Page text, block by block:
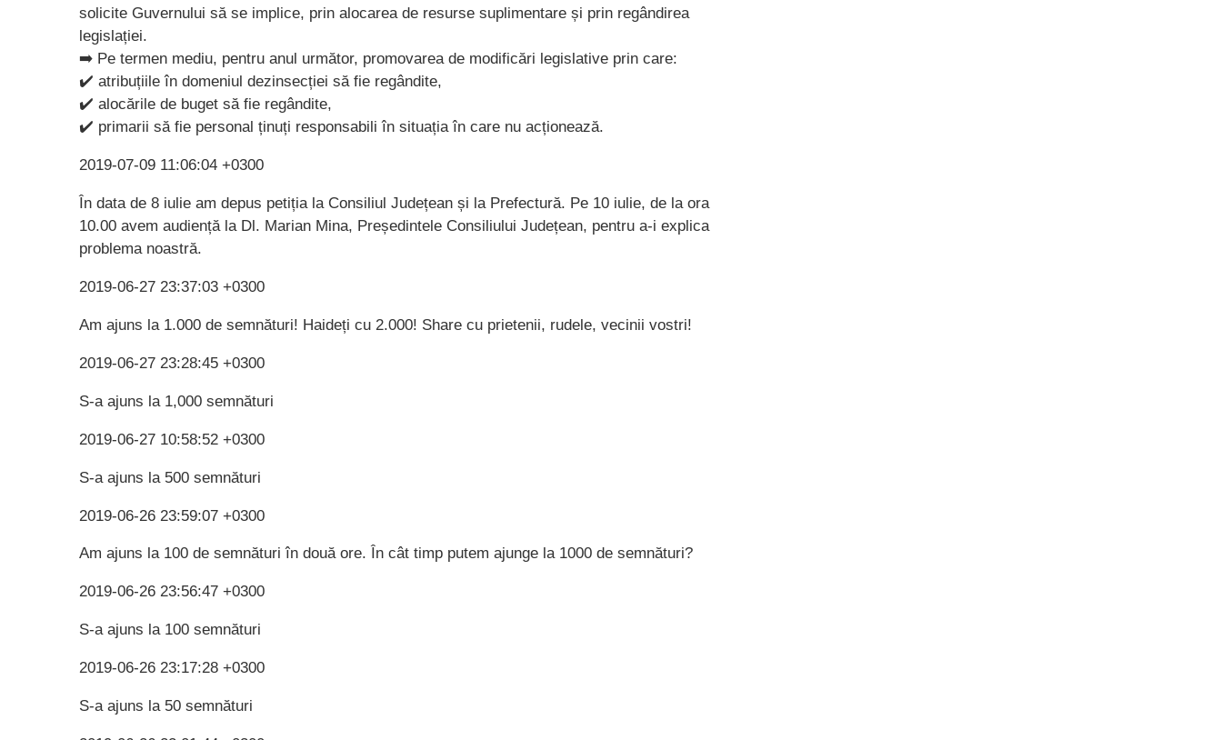
solicite Guvernului să se implice, prin alocarea de resurse suplimentare și prin regândirea
legislației.
➡️ Pe termen mediu, pentru anul următor, promovarea de modificări legislative prin care:
✔️ atribuțiile în domeniul dezinsecției să fie regândite,
✔️ alocările de buget să fie regândite,
✔️ primarii să fie personal ținuți responsabili în situația în care nu acționează.
2019-07-09 11:06:04 +0300
În data de 8 iulie am depus petiția la Consiliul Județean și la Prefectură. Pe 10 iulie, de la ora
10.00 avem audiență la Dl. Marian Mina, Președintele Consiliului Județean, pentru a-i explica
problema noastră.
2019-06-27 23:37:03 +0300
Am ajuns la 1.000 de semnături! Haideți cu 2.000! Share cu prietenii, rudele, vecinii vostri!
2019-06-27 23:28:45 +0300
S-a ajuns la 1,000 semnături
2019-06-27 10:58:52 +0300
S-a ajuns la 500 semnături
2019-06-26 23:59:07 +0300
Am ajuns la 100 de semnături în două ore. În cât timp putem ajunge la 1000 de semnături?
2019-06-26 23:56:47 +0300
S-a ajuns la 100 semnături
2019-06-26 23:17:28 +0300
S-a ajuns la 50 semnături